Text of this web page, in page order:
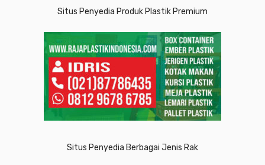
Situs Penyedia Produk Plastik Premium
Situs Penyedia Berbagai Jenis Rak